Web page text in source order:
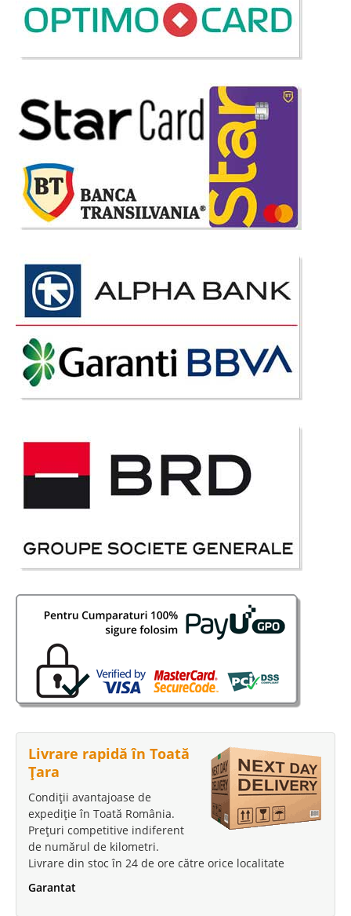
Mobila copii tineret alba colectia
Rustic White | Oferta Pret
Set mobila dormitor copii si tineret fete colectia Rustic White ⭐
Oferta preturi importator oficial Cilek Linia de mobilier alb Rustic White
pentru camere de copii si adolescenti este o colectie complexa formata din
dulap haine 3 usi, pat fix 100x200 si 120x200cm, p..
Compara
Pret Redus 5.310 Lei
In Stoc
Adauga la Favorite
Livrare rapidă în Toată
Țara
Condiții avantajoase de
expediție în Toată România.
Prețuri competitive indiferent
de numărul de kilometri.
Livrare din stoc în 24 de ore către orice localitate
Garantat